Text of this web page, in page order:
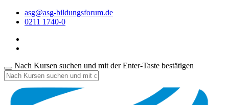
asg@asg-bildungsforum.de
0211 1740-0
Nach Kursen suchen und mit der Enter-Taste bestätigen